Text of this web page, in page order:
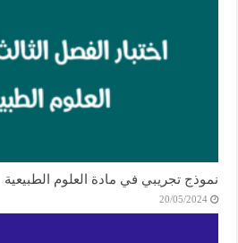
نموذج تجريبي في مادة العلوم الطبيعية
20/05/2024